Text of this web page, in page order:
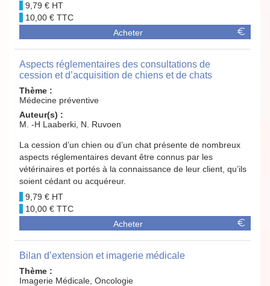
9,79 €
10,00 €
Acheter
Aspects réglementaires des consultations de
cession et d’acquisition de chiens et de chats
Thème :
Médecine préventive
Auteur(s) :
M. -H Laaberki, N. Ruvoen
La cession d’un chien ou d’un chat présente de nombreux
aspects réglementaires devant être connus par les
vétérinaires et portés à la connaissance de leur client, qu’ils
soient cédant ou acquéreur.
9,79 €
10,00 €
Acheter
Bilan d’extension et imagerie médicale
Thème :
Imagerie Médicale, Oncologie